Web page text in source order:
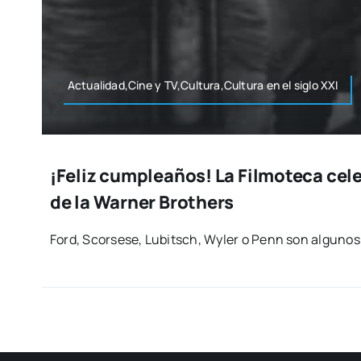
Actualidad,Cine y TV,Cultura,Cultura en el siglo XXI
¡Feliz cumpleaños! La Filmoteca
de la Warner Brothers
Ford, Scor­se­se, Lubitsch, Wyler o Penn son